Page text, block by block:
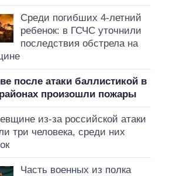
Среди погибших 4-летний
ребенок: в ГСЧС уточнили
последствия обстрела на
после атаки баллистикой в
произошли пожары
из-за российской атаки
три человека, среди них
Часть военных из полка